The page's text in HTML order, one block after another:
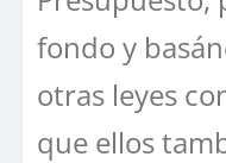
fondo y
otras leyes
que ellos